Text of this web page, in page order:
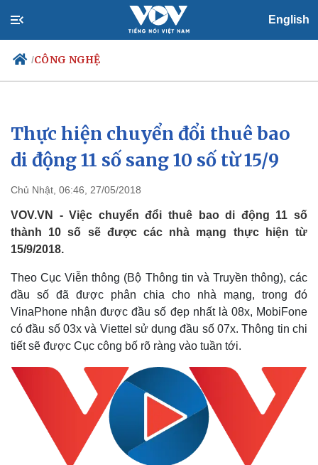
English
/CÔNG NGHỆ
Chính trị
Đảng
Tổ chức nhân sự
Nhận diện sự thật
Xã hội
Tin 24h
Dự báo thời tiết
Việc làm
Biển đảo
Thực hiện chuyển đổi thuê bao
di động 11 số sang 10 số từ 15/9
Chủ Nhật, 06:46, 27/05/2018
VOV.VN - Việc chuyển đổi thuê bao di động 11 số
thành 10 số sẽ được các nhà mạng thực hiện từ
15/9/2018.
Theo Cục Viễn thông (Bộ Thông tin và Truyền thông), các
đầu số đã được phân chia cho nhà mạng, trong đó
VinaPhone nhận được đầu số đẹp nhất là 08x, MobiFone
có đầu số 03x và Viettel sử dụng đầu số 07x. Thông tin chi
tiết sẽ được Cục công bố rõ ràng vào tuần tới.